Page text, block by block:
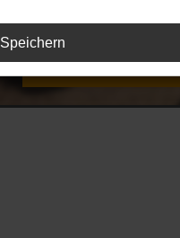
AVP
Speichern